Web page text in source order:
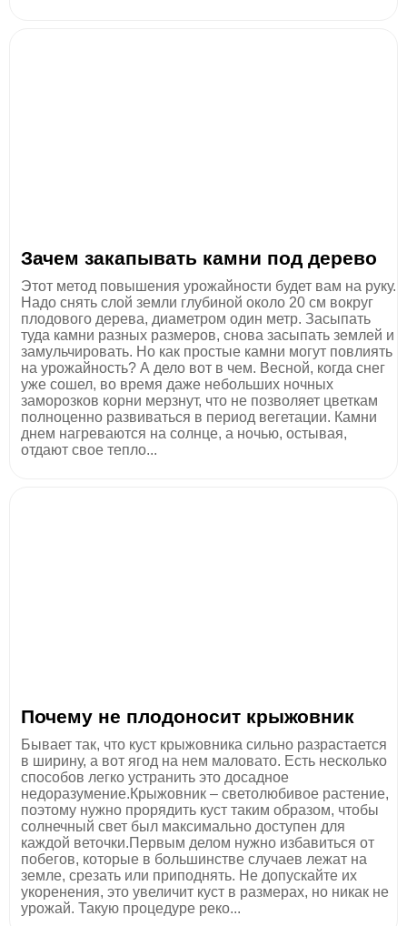
Зачем закапывать камни под дерево
Этот метод повышения урожайности будет вам на руку.
Надо снять слой земли глубиной около 20 см вокруг
плодового дерева, диаметром один метр. Засыпать
туда камни разных размеров, снова засыпать землей и
замульчировать. Но как простые камни могут повлиять
на урожайность? А дело вот в чем. Весной, когда снег
уже сошел, во время даже небольших ночных
заморозков корни мерзнут, что не позволяет цветкам
полноценно развиваться в период вегетации. Камни
днем нагреваются на солнце, а ночью, остывая,
отдают свое тепло...
Почему не плодоносит крыжовник
Бывает так, что куст крыжовника сильно разрастается
в ширину, а вот ягод на нем маловато. Есть несколько
способов легко устранить это досадное
недоразумение.Крыжовник – светолюбивое растение,
поэтому нужно прорядить куст таким образом, чтобы
солнечный свет был максимально доступен для
каждой веточки.Первым делом нужно избавиться от
побегов, которые в большинстве случаев лежат на
земле, срезать или приподнять. Не допускайте их
укоренения, это увеличит куст в размерах, но никак не
урожай. Такую процедуре реко...